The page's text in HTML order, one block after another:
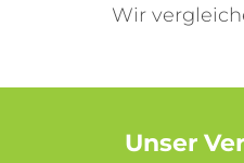
Wir
Unser